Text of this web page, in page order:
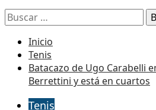
Buscar:
Inicio
Tenis
Batacazo de Ugo Carabelli
Berrettini y está en cuartos
Tenis